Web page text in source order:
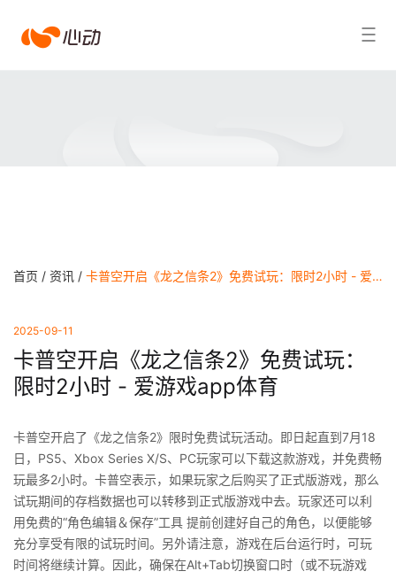
爱搜索结果
首页 / 资讯 / 卡普空开启《龙之信条2》免费试玩：限时2小时 - 爱游戏app体育
2025-09-11
卡普空开启《龙之信条2》免费试玩：
限时2小时 - 爱游戏app体育
卡普空开启了《龙之信条2》限时免费试玩活动。即日起直到7月18
日，PS5、Xbox Series X/S、PC玩家可以下载这款游戏，并免费畅
玩最多2小时。卡普空表示，如果玩家之后购买了正式版游戏，那么
试玩期间的存档数据也可以转移到正式版游戏中去。玩家还可以利
用免费的“角色编辑＆保存”工具 提前创建好自己的角色，以便能够
充分享受有限的试玩时间。另外请注意，游戏在后台运行时，可玩
时间将继续计算。因此，确保在Alt+Tab切换窗口时（或不玩游戏